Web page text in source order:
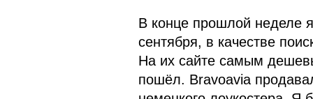
В конце прошлой неделе
сентября, в качестве
На их сайте самым
пошёл. Bravoavia